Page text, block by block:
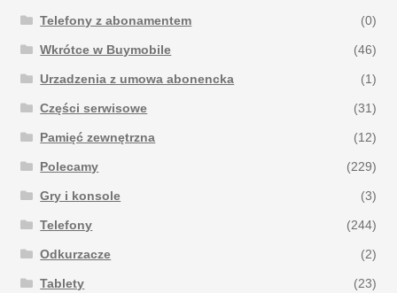
Telefony z abonamentem (0)
Wkrótce w Buymobile (46)
Urzadzenia z umowa abonencka (1)
Części serwisowe (31)
Pamięć zewnętrzna (12)
Polecamy (229)
Gry i konsole (3)
Telefony (244)
Odkurzacze (2)
Tablety (23)